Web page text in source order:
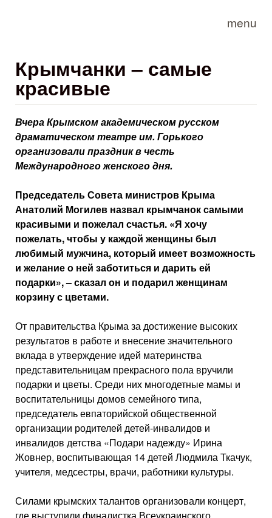
menu
Крымчанки – самые
красивые
Вчера Крымском академическом русском
драматическом театре им. Горького
организовали праздник в честь
Международного женского дня.
Председатель Совета министров Крыма
Анатолий Могилев назвал крымчанок самыми
красивыми и пожелал счастья. «Я хочу
пожелать, чтобы у каждой женщины был
любимый мужчина, который имеет возможность
и желание о ней заботиться и дарить ей
подарки», – сказал он и подарил женщинам
корзину с цветами.
От правительства Крыма за достижение высоких
результатов в работе и внесение значительного
вклада в утверждение идей материнства
представительницам прекрасного пола вручили
подарки и цветы. Среди них многодетные мамы и
воспитательницы домов семейного типа,
председатель евпаторийской общественной
организации родителей детей-инвалидов и
инвалидов детства «Подари надежду» Ирина
Жовнер, воспитывающая 14 детей Людмила Ткачук,
учителя, медсестры, врачи, работники культуры.
Силами крымских талантов организовали концерт,